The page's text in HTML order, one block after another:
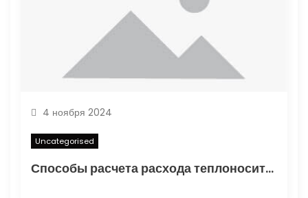
4 ноября 2024
Uncategorised
Способы расчета расхода теплоносителя для системы отопления